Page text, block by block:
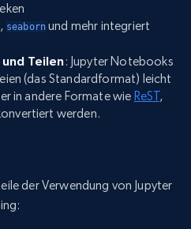
, seaborn und mehr integriert
Teilen: Jupyter Notebooks
(das Standardformat) leicht
in andere Formate wie ReST,
werden.
der Verwendung von Jupyter